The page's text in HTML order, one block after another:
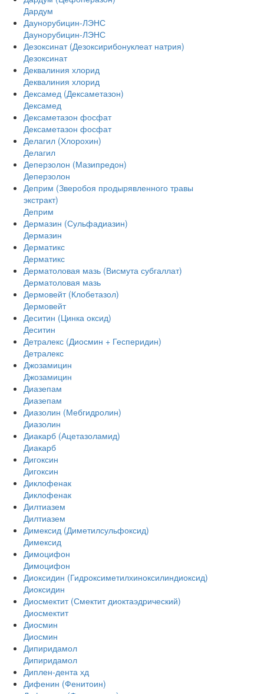
Дардум
Даунорубицин-ЛЭНС
Даунорубицин-ЛЭНС
Дезоксинат (Дезоксирибонуклеат натрия)
Дезоксинат
Деквалиния хлорид
Деквалиния хлорид
Дексамед (Дексаметазон)
Дексамед
Дексаметазон фосфат
Дексаметазон фосфат
Делагил (Хлорохин)
Делагил
Деперзолон (Мазипредон)
Деперзолон
Деприм (Зверобоя продырявленного травы
экстракт)
Деприм
Дермазин (Сульфадиазин)
Дермазин
Дерматикс
Дерматикс
Дерматоловая мазь (Висмута субгаллат)
Дерматоловая мазь
Дермовейт (Клобетазол)
Дермовейт
Деситин (Цинка оксид)
Деситин
Детралекс (Диосмин + Гесперидин)
Детралекс
Джозамицин
Джозамицин
Диазепам
Диазепам
Диазолин (Мебгидролин)
Диазолин
Диакарб (Ацетазоламид)
Диакарб
Дигоксин
Дигоксин
Диклофенак
Диклофенак
Дилтиазем
Дилтиазем
Димексид (Диметилсульфоксид)
Димексид
Димоцифон
Димоцифон
Диоксидин (Гидроксиметилхиноксилиндиоксид)
Диоксидин
Диосмектит (Смектит диоктаэдрический)
Диосмектит
Диосмин
Диосмин
Дипиридамол
Дипиридамол
Диплен-дента хд
Дифенин (Фенитоин)